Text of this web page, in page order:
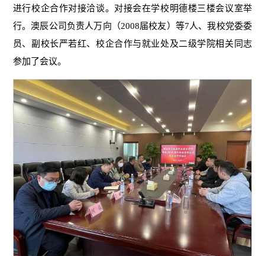
进行校企合作对接洽谈。对接会在学校明德楼三楼会议室举
行。澳辰公司负责人万向（2008届校友）等7人、我校党委委
员、副校长严若红、校企合作与就业处及二级学院相关同志
参加了会议。